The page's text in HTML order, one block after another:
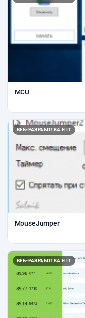
MCU
ВЕБ-РАЗРАБОТКА И IT
MouseJumper
ВЕБ-РАЗРАБОТКА И IT